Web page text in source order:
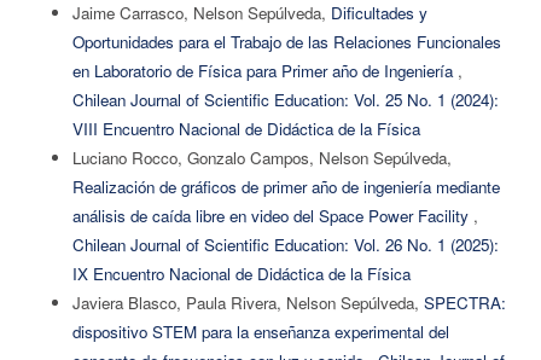
Jaime Carrasco, Nelson Sepúlveda, Dificultades y
Oportunidades para el Trabajo de las Relaciones Funcionales
en Laboratorio de Física para Primer año de Ingeniería ,
Chilean Journal of Scientific Education: Vol. 25 No. 1 (2024):
VIII Encuentro Nacional de Didáctica de la Física
Luciano Rocco, Gonzalo Campos, Nelson Sepúlveda,
Realización de gráficos de primer año de ingeniería mediante
análisis de caída libre en video del Space Power Facility ,
Chilean Journal of Scientific Education: Vol. 26 No. 1 (2025):
IX Encuentro Nacional de Didáctica de la Física
Javiera Blasco, Paula Rivera, Nelson Sepúlveda, SPECTRA:
dispositivo STEM para la enseñanza experimental del